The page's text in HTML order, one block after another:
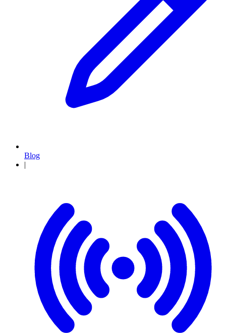
Blog
|